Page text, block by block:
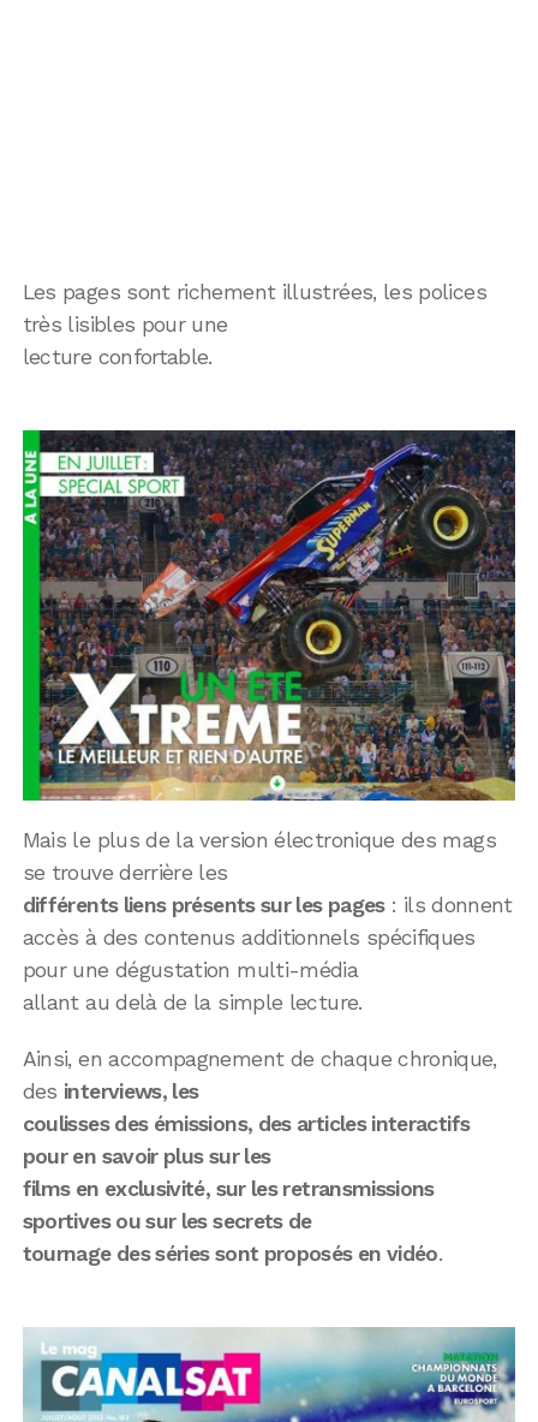
Les pages sont richement illustrées, les polices
très lisibles pour une
lecture confortable.
Mais le plus de la version électronique des mags
se trouve derrière les
différents liens présents sur les pages: ils donnent
accès à des contenus additionnels spécifiques
pour une dégustation multi-média
allant au delà de la simple lecture.
Ainsi, en accompagnement de chaque chronique,
des interviews, les
coulisses des émissions, des articles interactifs
pour en savoir plus sur les
films en exclusivité, sur les retransmissions
sportives ou sur les secrets de
tournage des séries sont proposés en vidéo.